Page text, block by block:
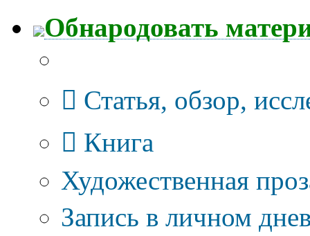
Обнародовать
Статья, обзор,
Книга
Художественная
Запись в личном